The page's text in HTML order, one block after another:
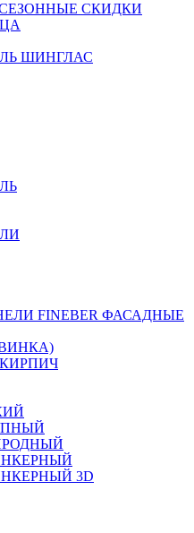
СКИДКИ
ШИНГЛАС
ФАСАДНЫЕ
3D